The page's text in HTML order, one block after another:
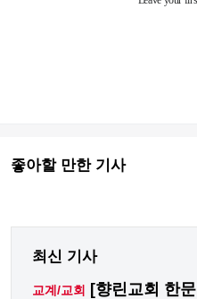
좋아할 만한 기사
최신 기사
교계/교회 [향린교회 한